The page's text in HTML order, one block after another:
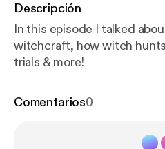
Descripción
In this episode I talked
witchcraft, how witch
trials & more!
Comentarios0